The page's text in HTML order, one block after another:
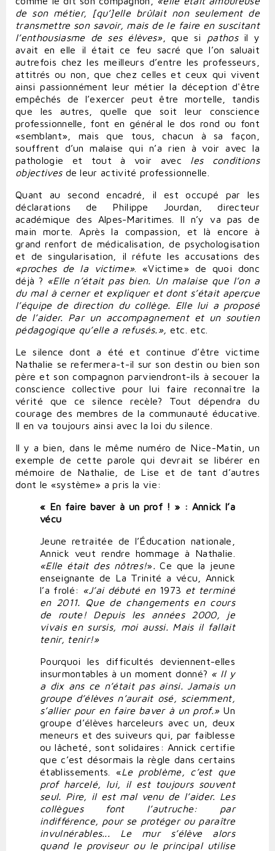
de son métier, [qu’]elle brûlait non seulement de
transmettre son savoir, mais de le faire en suscitant
l’enthousiasme
de ses élèves», que si pathosil y
avait en elle il était ce feu sacré que l’on saluait
autrefois chez les meilleurs d’entre les professeurs,
attitrés ou non, que chez celles et ceux qui vivent
ainsi passionnément leur métier la déception d'être
empêchés de l’exercer peut être mortelle, tandis
que les autres, quelle que soit leur conscience
professionnelle, font en général le dos rond ou font
«semblant», mais que tous, chacun à sa façon,
souffrent d’un malaise qui n’a rien à voir avec la
pathologie et tout à voir avec les conditions
objectivesde leur activité professionnelle.
Quant au second encadré, il est occupé par les
déclarations de Philippe Jourdan, directeur
académique des Alpes-Maritimes. Il n’y va pas de
main morte. Après la compassion, et là encore à
grand renfort de médicalisation, de psychologisation
et de singularisation, il réfute les accusations des
«proches de la victime». «Victime» de quoi donc
déjà ? «Elle n’était pas bien. Un malaise que l’on a
du mal à cerner et expliquer et dont s’était aperçue
l’équipe de direction du collège. Elle lui a proposé
de l’aider. Par un accompagnement et un soutien
pédagogique qu’elle a refusés.», etc. etc.
Le silence dont a été et continue d’être victime
Nathalie se refermera-t-il sur son destin ou bien son
père et son compagnon parviendront-ils à secouer la
conscience collective pour lui faire reconnaître la
vérité que ce silence recèle? Tout dépendra du
courage des membres de la communauté éducative.
Il en va toujours ainsi avec la loi du silence.
Il y a bien, dans le même numéro de Nice-Matin, un
exemple de cette parole qui devrait se libérer en
mémoire de Nathalie, de Lise et de tant d’autres
dont le «système» a pris la vie:
« En faire baver à un prof ! » : Annick l’a
vécu
Jeune retraitée de l’Éducation nationale,
Annick veut rendre hommage à Nathalie.
«Elle était des nôtres!».Ce que la jeune
enseignante de La Trinité a vécu, Annick
l’a frolé: «J’ai débuté en1973 et terminé
en 2011. Que de changements en cours
de
route! Depuis les années 2000,
je
vivais en sursis, moi aussi. Mais il fallait
tenir, tenir!»
Pourquoi les difficultés deviennent-elles
insurmontables à un moment donné? « Il y
a dix ans ce n’était pas ainsi. Jamais un
groupe d’élèves n’aurait osé, sciemment,
s’allier pour en faire baver à un prof.» Un
groupe d’élèves harceleurs avec un, deux
meneurs et des suiveurs qui, par faiblesse
ou lâcheté, sont solidaires: Annick certifie
que c’est désormais la règle dans certains
établissements. «Le problème, c’est que
prof harcelé, lui, il est toujours souvent
seul. Pire, il est mal venu de l’aider. Les
collègues
font l’autruche:
par
indifférence, pour se protéger ou paraître
invulnérables...
Le mur s’élève
alors
quand le proviseur ou le principal utilise